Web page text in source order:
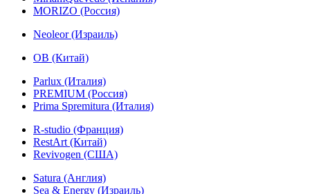
MORIZO (Россия)
Neoleor (Израиль)
OB (Китай)
Parlux (Италия)
PREMIUM (Россия)
Prima Spremitura (Италия)
R-studio (Франция)
RestArt (Китай)
Revivogen (США)
Satura (Англия)
Sea & Energy (Израиль)